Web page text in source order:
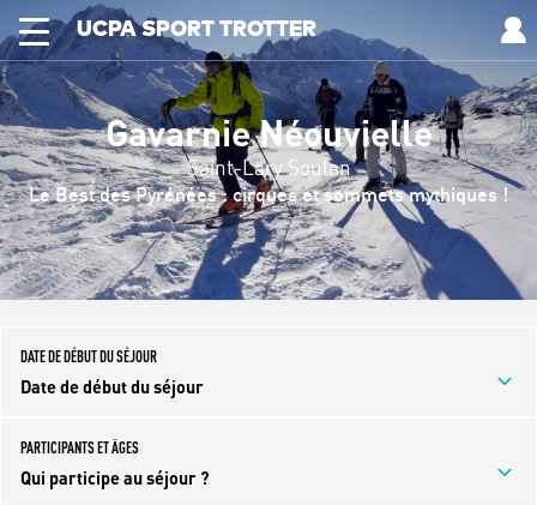
UCPA SPORT TROTTER
Gavarnie Néouvielle
Saint-Lary Soulan
Le Best des Pyrénées : cirques et sommets mythiques !
DATE DE DÉBUT DU SÉJOUR
Date de début du séjour
PARTICIPANTS ET ÂGES
Qui participe au séjour ?